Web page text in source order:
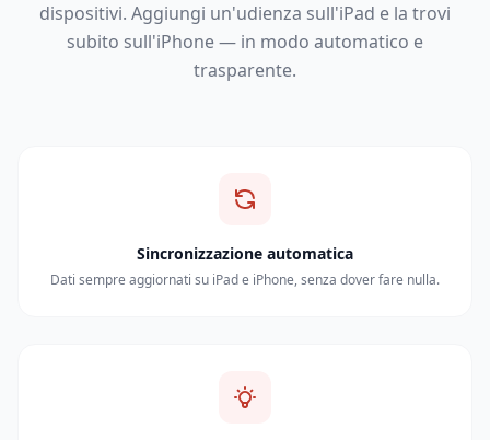
dispositivi. Aggiungi un'udienza sull'iPad e la trovi
subito sull'iPhone — in modo automatico e
trasparente.
Sincronizzazione automatica
Dati sempre aggiornati su iPad e iPhone, senza dover fare nulla.